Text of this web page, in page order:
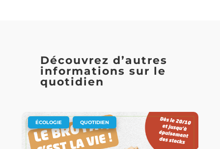
Découvrez d’autres
informations sur le
quotidien
ÉCOLOGIE QUOTIDIEN